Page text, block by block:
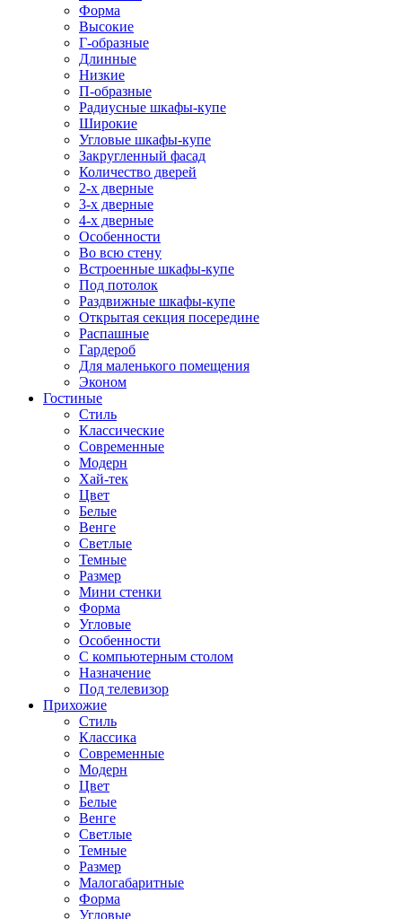
Форма
Высокие
Г-образные
Длинные
Низкие
П-образные
Радиусные шкафы-купе
Широкие
Угловые шкафы-купе
Закругленный фасад
Количество дверей
2-х дверные
3-х дверные
4-х дверные
Особенности
Во всю стену
Встроенные шкафы-купе
Под потолок
Раздвижные шкафы-купе
Открытая секция посередине
Распашные
Гардероб
Для маленького помещения
Эконом
Гостиные
Стиль
Классические
Современные
Модерн
Хай-тек
Цвет
Белые
Венге
Светлые
Темные
Размер
Мини стенки
Форма
Угловые
Особенности
С компьютерным столом
Назначение
Под телевизор
Прихожие
Стиль
Классика
Современные
Модерн
Цвет
Белые
Венге
Светлые
Темные
Размер
Малогабаритные
Форма
Угловые